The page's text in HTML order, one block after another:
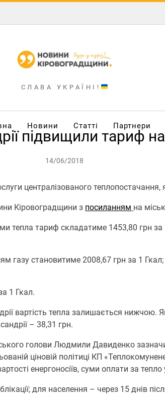
СЛАВА УКРАЇНІ!
Новини Статті Партнери
підвищили тариф
14/06/2018
централізованого
Кіровоградщини з посиланням на
тепла тариф складатиме 1453,80 грн
становитиме 2008,67 грн за 1
1 Гкал.
вартість тепла залишається
– 38,31 грн.
голови Людмили Давиденко
ціновій політиці КП
енергоносіїв, суми оплати за
для населення – через 15 днів